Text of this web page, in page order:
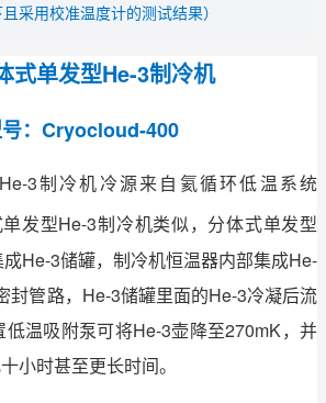
采用校准温度计的测试结果）
式单发型He-3制冷机
：Cryocloud-400
3制冷机冷源来自氦循环低温系统
发型He-3制冷机类似，分体式单发型
He-3储罐，制冷机恒温器内部集成He-
封管路，He-3储罐里面的He-3冷凝后流
温吸附泵可将He-3壶降至270mK，并
小时甚至更长时间。